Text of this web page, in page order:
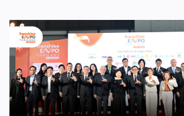
2026 ให้แก่ผู้ประกอบธุรกิจแฟรนไชส์ที่อยู่ในก
ของกรมฯ นายพูนพงษ์ นัยนาภากรณ์ อธิ
การค้า กระทรวงพาณิชย์ เปิดเผยภายหลังเป็น
“งานแฟรนไชส์ เอ็กซ์โป ไทยแลนด์ บาย สมาร์
โป (Franchise Expo Thailand by Smart
เป็นงานแสดงธุรกิจแฟรนไชส์ชั้นนำที่จัดขึ้นโ
คอร์ปอเรชัน จำกัด เพื่อยกระดับศักยภาพของ
เจ้าของธุรกิจที่ต้องการขยายกิจการผ่านระบบ